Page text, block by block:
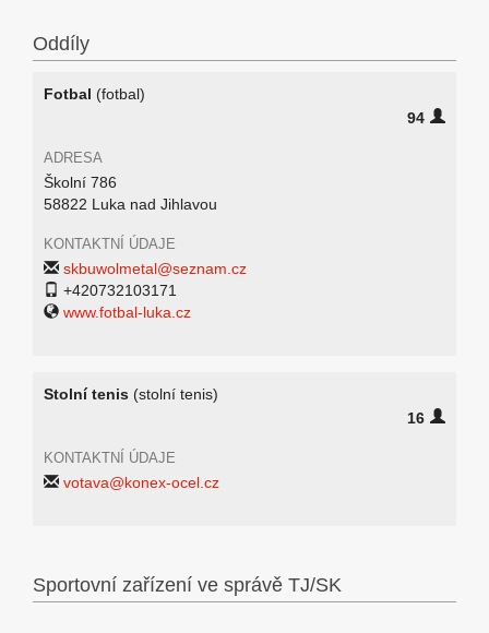
Oddíly
Fotbal (fotbal)
94
ADRESA
Školní 786
58822 Luka nad Jihlavou
KONTAKTNÍ ÚDAJE
skbuwolmetal@seznam.cz
+420732103171
www.fotbal-luka.cz
Stolní tenis (stolní tenis)
16
KONTAKTNÍ ÚDAJE
votava@konex-ocel.cz
Sportovní zařízení ve správě TJ/SK